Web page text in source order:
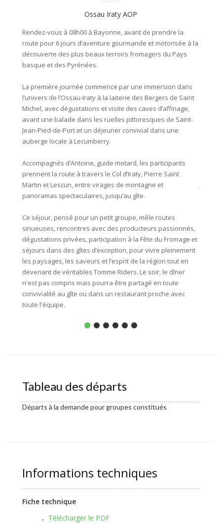
Ossau Iraty AOP
Rendez-vous à 08h00 à Bayonne, avant de prendre la
route pour 6 jours d’aventure gourmande et motorisée à la
découverte des plus beaux terroirs fromagers du Pays
basque et des Pyrénées.
La première journée commence par une immersion dans
l’univers de l’Ossau-Iraty à la laiterie des Bergers de Saint
Michel, avec dégustations et visite des caves d’affinage,
avant une balade dans les ruelles pittoresques de Saint-
Jean-Pied-de-Port et un déjeuner convivial dans une
auberge locale à Lecumberry.
Accompagnés d’Antoine, guide motard, les participants
prennent la route à travers le Col d’Iraty, Pierre Saint
Martin et Lescun, entre virages de montagne et
panoramas spectaculaires, jusqu’au gîte.
Ce séjour, pensé pour un petit groupe, mêle routes
sinueuses, rencontres avec des producteurs passionnés,
dégustations privées, participation à la Fête du Fromage et
séjours dans des gîtes d’exception, pour vivre pleinement
les paysages, les saveurs et l’esprit de la région tout en
devenant de véritables Tomme Riders. Le soir, le dîner
n'est pas compris mais pourra être partagé en toute
convivialité au gîte ou dans un restaurant proche avec
toute l'équipe.
Tableau des départs
Départs à la demande pour groupes constitués
Informations techniques
Fiche technique
Télécharger le PDF